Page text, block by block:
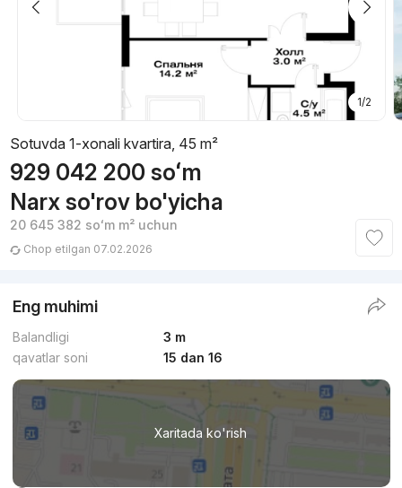
1/2
Sotuvda 1-xonali kvartira, 45 m²
929 042 200 soʻm
Narx so'rov bo'yicha
20 645 382 soʻmm² uchun
Chop etilgan 07.02.2026
Eng muhimi
Balandligi
3 m
qavatlar soni
15 dan 16
Xaritada ko'rish